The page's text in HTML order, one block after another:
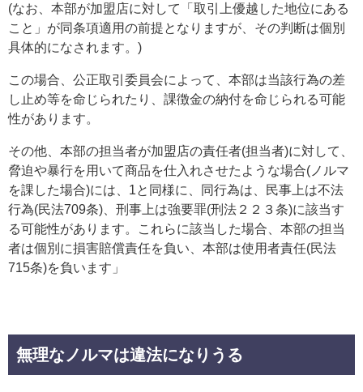
(なお、本部が加盟店に対して「取引上優越した地位にある
こと」が同条項適用の前提となりますが、その判断は個別
具体的になされます。)
この場合、公正取引委員会によって、本部は当該行為の差
し止め等を命じられたり、課徴金の納付を命じられる可能
性があります。
その他、本部の担当者が加盟店の責任者(担当者)に対して、
脅迫や暴行を用いて商品を仕入れさせたような場合(ノルマ
を課した場合)には、1と同様に、同行為は、民事上は不法
行為(民法709条)、刑事上は強要罪(刑法２２３条)に該当す
る可能性があります。これらに該当した場合、本部の担当
者は個別に損害賠償責任を負い、本部は使用者責任(民法
715条)を負います」
無理なノルマは違法になりうる